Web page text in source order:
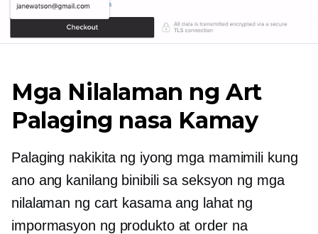
Mga Nilalaman ng Art
Palaging nasa Kamay
Palaging nakikita ng iyong mga mamimili kung
ano ang kanilang binibili sa seksyon ng mga
nilalaman ng cart kasama ang lahat ng
impormasyon ng produkto at order na